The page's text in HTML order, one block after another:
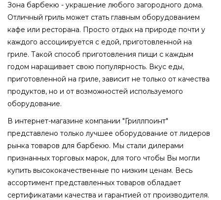
Зона барбекю - украшение любого загородного дома.
Отличный гриль может стать главным оборудованием
кафе или ресторана. Просто отдых на природе почти у
каждого ассоциируется с едой, приготовленной на
гриле. Такой способ приготовления пищи с каждым
годом наращивает свою популярность. Вкус еды,
приготовленной на гриле, зависит не только от качества
продуктов, но и от возможностей используемого
оборудование.
В интернет-магазине компании "Гриллпоинт"
представлено только лучшее оборудование от лидеров
рынка товаров для барбекю. Мы стали дилерами
признанных торговых марок, для того чтобы Вы могли
купить высококачественные по низким ценам. Весь
ассортимент представленных товаров обладает
сертификатами качества и гарантией от производителя.